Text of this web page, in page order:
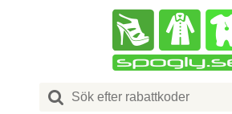
Search
for: